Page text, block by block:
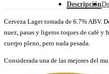
Descripción
Cerveza Lager tostada de 6.7% ABV.
nuez, pasas y ligeros toques de café y
cuerpo pleno, pero nada pesada.
Considerada una de las mejores del